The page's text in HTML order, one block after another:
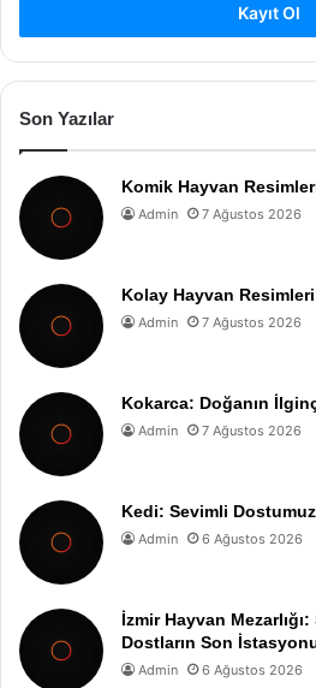
Kayıt Ol
Son Yazılar
Komik Hayvan
Admin 7 Ağustos 2026
Kolay Hayvan
Admin 7 Ağustos 2026
Kokarca: Doğanın İlginç
Admin 7 Ağustos 2026
Kedi: Sevimli
Admin 6 Ağustos 2026
İzmir Hayvan
Dostların Son
Admin 6 Ağustos 2026